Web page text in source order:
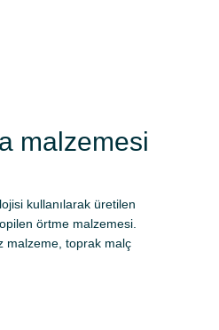
malzemesi
kullanılarak üretilen
örtme malzemesi.
malzeme, toprak malç